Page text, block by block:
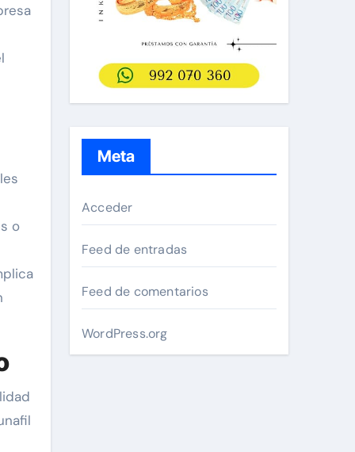
o
Meta
Acceder
Feed de entradas
Feed de comentarios
WordPress.org